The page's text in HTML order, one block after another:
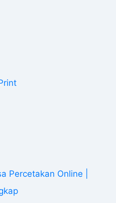
Percetakan Online |